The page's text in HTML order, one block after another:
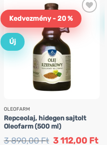
Kedvezmény - 20 %
Új
OLEOFARM
Repceolaj, hidegen sajtolt
Oleofarm (500 ml)
3 890,00Ft Original
3 112,00 Ft